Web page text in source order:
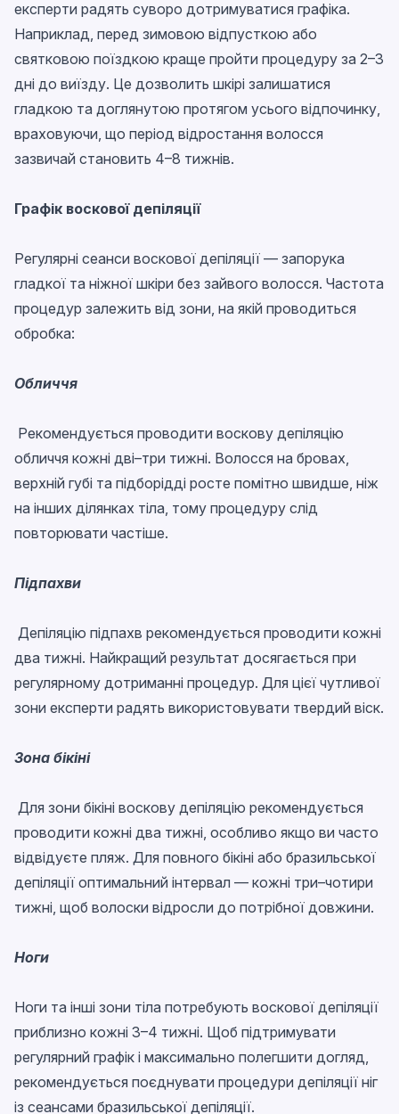
експерти радять суворо дотримуватися графіка.
Наприклад, перед зимовою відпусткою або
святковою поїздкою краще пройти процедуру за 2–3
дні до виїзду. Це дозволить шкірі залишатися
гладкою та доглянутою протягом усього відпочинку,
враховуючи, що період відростання волосся
зазвичай становить 4–8 тижнів.
Графік воскової депіляції
Регулярні сеанси воскової депіляції — запорука
гладкої та ніжної шкіри без зайвого волосся. Частота
процедур залежить від зони, на якій проводиться
обробка:
Обличчя
Рекомендується проводити воскову депіляцію
обличчя кожні дві–три тижні. Волосся на бровах,
верхній губі та підборідді росте помітно швидше, ніж
на інших ділянках тіла, тому процедуру слід
повторювати частіше.
Підпахви
Депіляцію підпахв рекомендується проводити кожні
два тижні. Найкращий результат досягається при
регулярному дотриманні процедур. Для цієї чутливої
зони експерти радять використовувати твердий віск.
Зона бікіні
Для зони бікіні воскову депіляцію рекомендується
проводити кожні два тижні, особливо якщо ви часто
відвідуєте пляж. Для повного бікіні або бразильської
депіляції оптимальний інтервал — кожні три–чотири
тижні, щоб волоски відросли до потрібної довжини.
Ноги
Ноги та інші зони тіла потребують воскової депіляції
приблизно кожні 3–4 тижні. Щоб підтримувати
регулярний графік і максимально полегшити догляд,
рекомендується поєднувати процедури депіляції ніг
із сеансами бразильської депіляції.